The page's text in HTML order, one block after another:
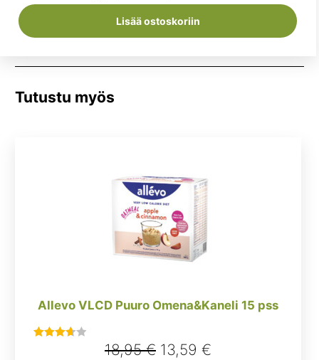
Lisää ostoskoriin
Tutustu myös
Allevo VLCD Puuro Omena&Kaneli 15 pss
18,95€ Alkuperäinen
13,59 €Nykyinen